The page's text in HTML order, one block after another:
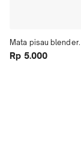
Mata pisau blender.
Rp 5.000